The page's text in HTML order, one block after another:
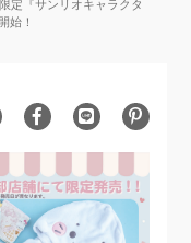
定『サンリオキャラクタ
始！